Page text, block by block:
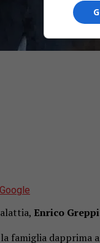
Enrico
famiglia dapprima